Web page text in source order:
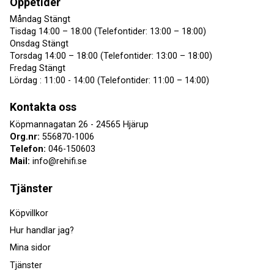
Måndag Stängt
Tisdag 14:00 – 18:00 (Telefontider: 13:00 – 18:00)
Onsdag Stängt
Torsdag 14:00 – 18:00 (Telefontider: 13:00 – 18:00)
Fredag Stängt
Lördag : 11:00 - 14:00 (Telefontider: 11:00 – 14:00)
Kontakta oss
Köpmannagatan 26 - 24565 Hjärup
Org.nr: 556870-1006
Telefon: 046-150603
Mail: info@rehifi.se
Tjänster
Köpvillkor
Hur handlar jag?
Mina sidor
Tjänster